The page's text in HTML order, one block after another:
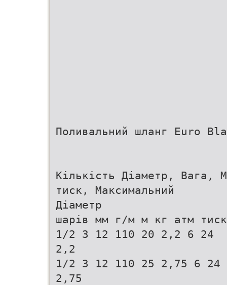
Поливальний шланг Euro
Кількість Діаметр, Вага,
тиск, Максимальний
Діаметр
шарів мм г/м м кг атм
1/2 3 12 110 20 2,2 6 24
2,2
1/2 3 12 110 25 2,75 6 24
2,75